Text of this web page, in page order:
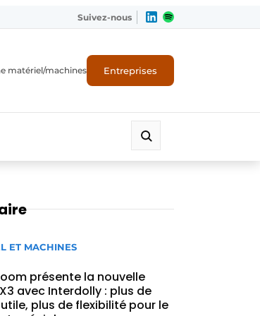
Suivez-nous
matériel/machines Entreprises
ET MACHINES
présente la nouvelle
avec Interdolly : plus de
plus de flexibilité pour le